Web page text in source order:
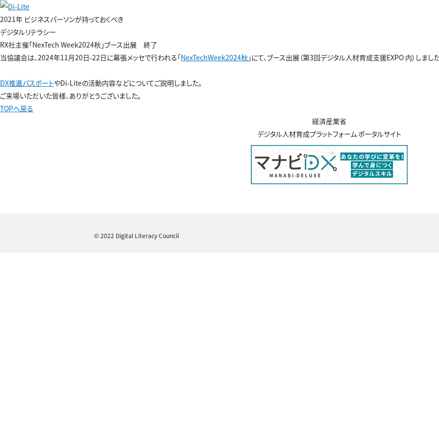
2021年 ビジネスパーソンが持っておくべき
デジタルリテラシー
RX社主催「NexTech Week2024秋」ブース出展 終了
当協議会は、2024年11月20日-22日に幕張メッセで行われる「NexTechWeek2024秋 」にて、ブース出展（第3回デジタル人材育成支援EXPO 内）しまし
DX推進パスポートやDi-Liteの活動内容などについてご説明しました。
ご来場いただいた皆様、ありがとうございました。
TOPへ戻る
経済産業省
デジタル人材育成プラットフォーム ポータルサイト
© 2022 Digital Literacy Council